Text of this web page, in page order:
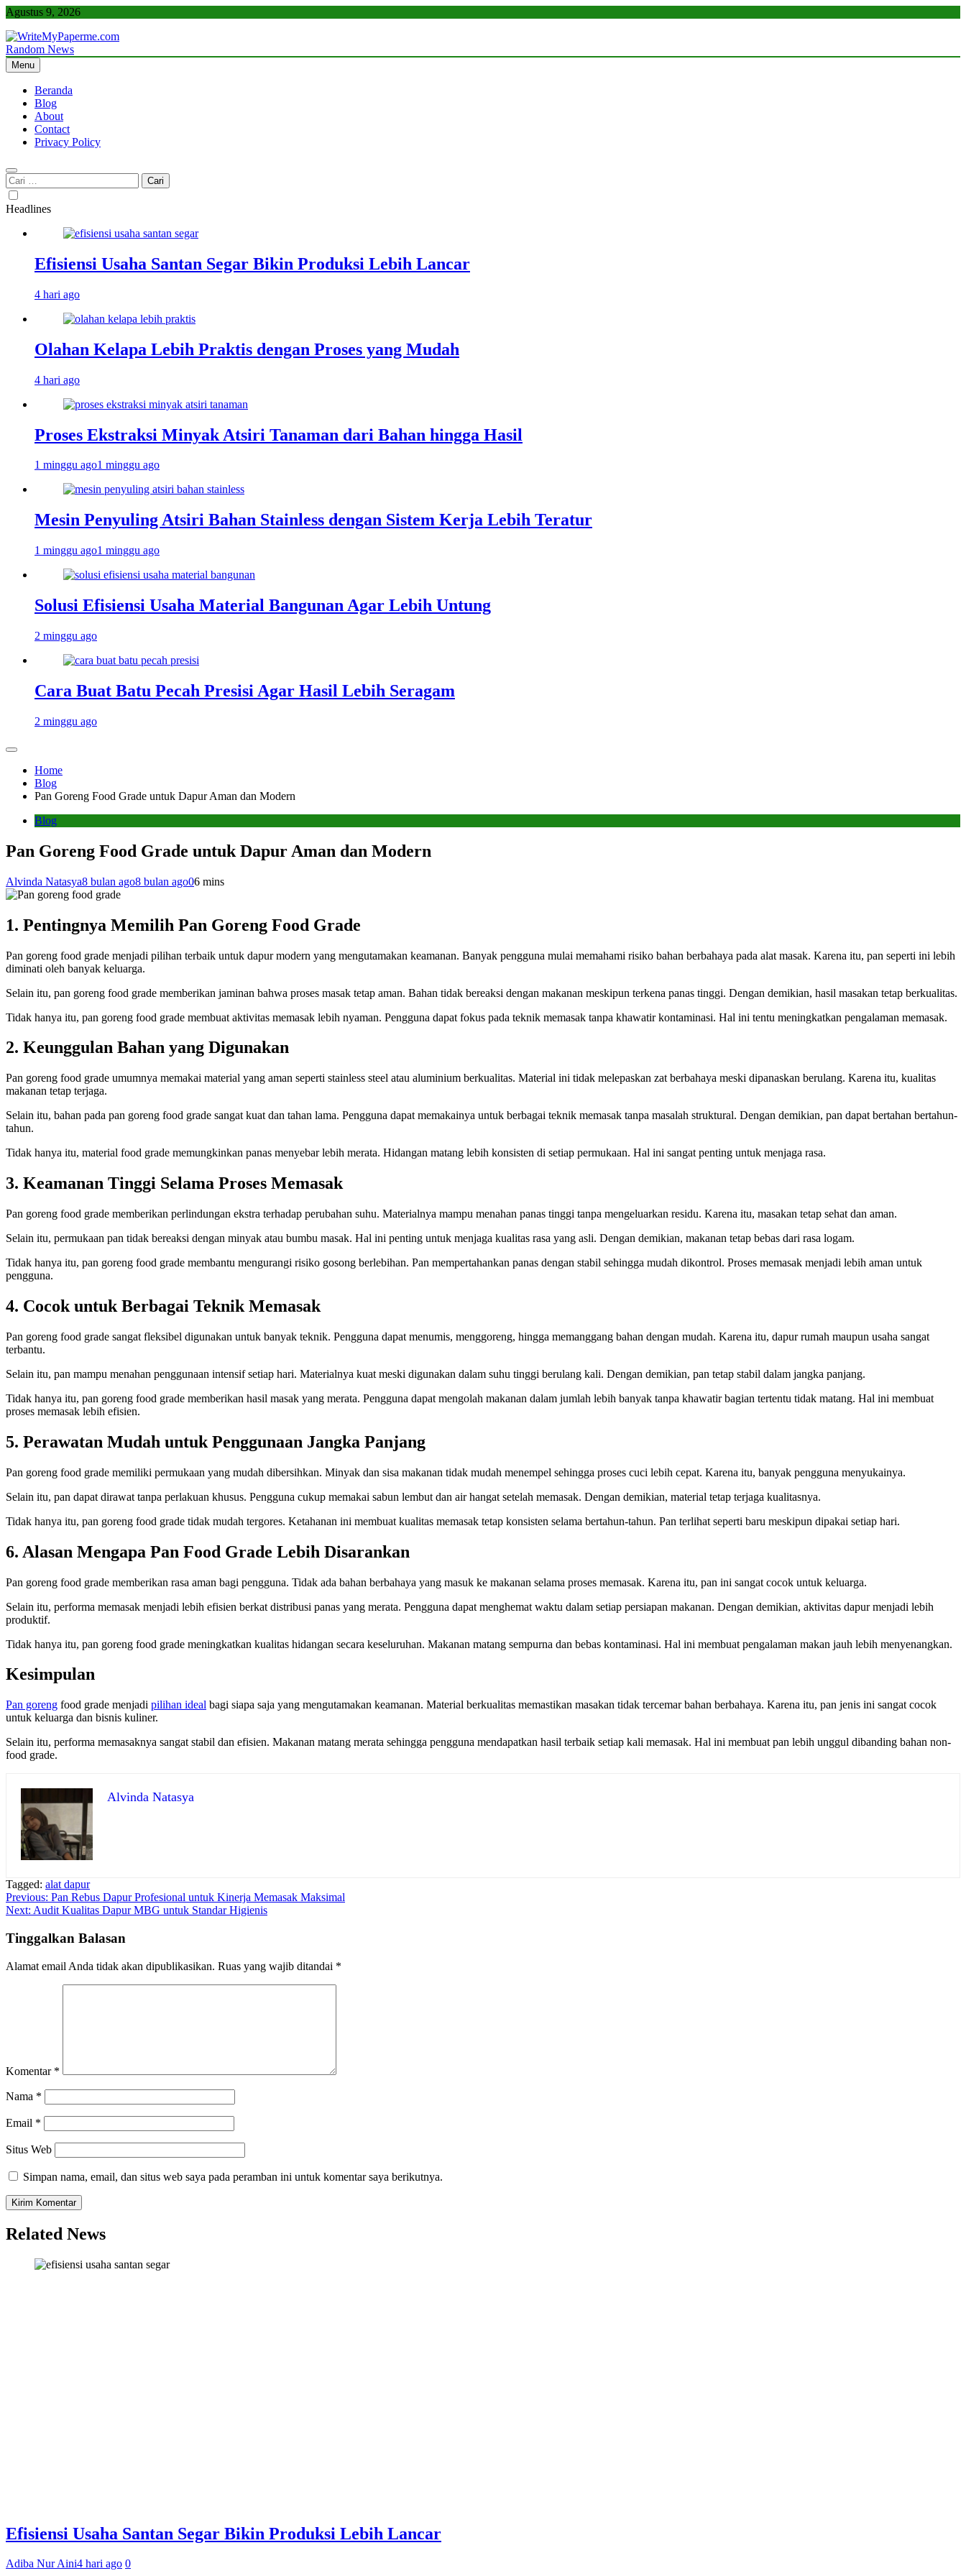
Skip
content
Agustus 9, 2026
WriteMyPaperme.com
Bisnis, Kuliner, Teknologi
Random News
Menu
Beranda
Blog
About
Contact
Privacy Policy
Cari
untuk:
Headlines
Efisiensi Usaha Santan Segar Bikin Produksi Lebih Lancar
4 hari ago
Olahan Kelapa Lebih Praktis dengan Proses yang Mudah
4 hari ago
Proses Ekstraksi Minyak Atsiri Tanaman dari Bahan hingga Hasil
1 minggu ago1 minggu ago
Mesin Penyuling Atsiri Bahan Stainless dengan Sistem Kerja Lebih Teratur
1 minggu ago1 minggu ago
Solusi Efisiensi Usaha Material Bangunan Agar Lebih Untung
2 minggu ago
Cara Buat Batu Pecah Presisi Agar Hasil Lebih Seragam
2 minggu ago
Home
Blog
Pan Goreng Food Grade untuk Dapur Aman dan Modern
Blog
Pan Goreng Food Grade untuk Dapur Aman dan Modern
Alvinda Natasya8 bulan ago8 bulan ago06 mins
1. Pentingnya Memilih Pan Goreng Food Grade
Pan goreng food grade menjadi pilihan terbaik untuk dapur modern yang mengutamakan keamanan. Banyak pengguna mulai memahami risiko bahan berbahaya pada alat masak. Karena itu, pan seperti ini lebih
diminati oleh banyak keluarga.
Selain itu, pan goreng food grade memberikan jaminan bahwa proses masak tetap aman. Bahan tidak bereaksi dengan makanan meskipun terkena panas tinggi. Dengan demikian, hasil masakan tetap berkualitas.
Tidak hanya itu, pan goreng food grade membuat aktivitas memasak lebih nyaman. Pengguna dapat fokus pada teknik memasak tanpa khawatir kontaminasi. Hal ini tentu meningkatkan pengalaman memasak.
2. Keunggulan Bahan yang Digunakan
Pan goreng food grade umumnya memakai material yang aman seperti stainless steel atau aluminium berkualitas. Material ini tidak melepaskan zat berbahaya meski dipanaskan berulang. Karena itu, kualitas
makanan tetap terjaga.
Selain itu, bahan pada pan goreng food grade sangat kuat dan tahan lama. Pengguna dapat memakainya untuk berbagai teknik memasak tanpa masalah struktural. Dengan demikian, pan dapat bertahan bertahun-
tahun.
Tidak hanya itu, material food grade memungkinkan panas menyebar lebih merata. Hidangan matang lebih konsisten di setiap permukaan. Hal ini sangat penting untuk menjaga rasa.
3. Keamanan Tinggi Selama Proses Memasak
Pan goreng food grade memberikan perlindungan ekstra terhadap perubahan suhu. Materialnya mampu menahan panas tinggi tanpa mengeluarkan residu. Karena itu, masakan tetap sehat dan aman.
Selain itu, permukaan pan tidak bereaksi dengan minyak atau bumbu masak. Hal ini penting untuk menjaga kualitas rasa yang asli. Dengan demikian, makanan tetap bebas dari rasa logam.
Tidak hanya itu, pan goreng food grade membantu mengurangi risiko gosong berlebihan. Pan mempertahankan panas dengan stabil sehingga mudah dikontrol. Proses memasak menjadi lebih aman untuk
pengguna.
4. Cocok untuk Berbagai Teknik Memasak
Pan goreng food grade sangat fleksibel digunakan untuk banyak teknik. Pengguna dapat menumis, menggoreng, hingga memanggang bahan dengan mudah. Karena itu, dapur rumah maupun usaha sangat
terbantu.
Selain itu, pan mampu menahan penggunaan intensif setiap hari. Materialnya kuat meski digunakan dalam suhu tinggi berulang kali. Dengan demikian, pan tetap stabil dalam jangka panjang.
Tidak hanya itu, pan goreng food grade memberikan hasil masak yang merata. Pengguna dapat mengolah makanan dalam jumlah lebih banyak tanpa khawatir bagian tertentu tidak matang. Hal ini membuat
proses memasak lebih efisien.
5. Perawatan Mudah untuk Penggunaan Jangka Panjang
Pan goreng food grade memiliki permukaan yang mudah dibersihkan. Minyak dan sisa makanan tidak mudah menempel sehingga proses cuci lebih cepat. Karena itu, banyak pengguna menyukainya.
Selain itu, pan dapat dirawat tanpa perlakuan khusus. Pengguna cukup memakai sabun lembut dan air hangat setelah memasak. Dengan demikian, material tetap terjaga kualitasnya.
Tidak hanya itu, pan goreng food grade tidak mudah tergores. Ketahanan ini membuat kualitas memasak tetap konsisten selama bertahun-tahun. Pan terlihat seperti baru meskipun dipakai setiap hari.
6. Alasan Mengapa Pan Food Grade Lebih Disarankan
Pan goreng food grade memberikan rasa aman bagi pengguna. Tidak ada bahan berbahaya yang masuk ke makanan selama proses memasak. Karena itu, pan ini sangat cocok untuk keluarga.
Selain itu, performa memasak menjadi lebih efisien berkat distribusi panas yang merata. Pengguna dapat menghemat waktu dalam setiap persiapan makanan. Dengan demikian, aktivitas dapur menjadi lebih
produktif.
Tidak hanya itu, pan goreng food grade meningkatkan kualitas hidangan secara keseluruhan. Makanan matang sempurna dan bebas kontaminasi. Hal ini membuat pengalaman makan jauh lebih menyenangkan.
Kesimpulan
Pan goreng food grade menjadi pilihan ideal bagi siapa saja yang mengutamakan keamanan. Material berkualitas memastikan masakan tidak tercemar bahan berbahaya. Karena itu, pan jenis ini sangat cocok
untuk keluarga dan bisnis kuliner.
Selain itu, performa memasaknya sangat stabil dan efisien. Makanan matang merata sehingga pengguna mendapatkan hasil terbaik setiap kali memasak. Hal ini membuat pan lebih unggul dibanding bahan non-
food grade.
Alvinda Natasya
Tagged: alat dapur
Navigasi
pos
Previous: Pan Rebus Dapur Profesional untuk Kinerja Memasak Maksimal
Next: Audit Kualitas Dapur MBG untuk Standar Higienis
Tinggalkan Balasan
Alamat email Anda tidak akan dipublikasikan. Ruas yang wajib ditandai *
Komentar *
Nama *
Email *
Situs Web
Simpan nama, email, dan situs web saya pada peramban ini untuk komentar saya berikutnya.
Related News
Efisiensi Usaha Santan Segar Bikin Produksi Lebih Lancar
Adiba Nur Aini4 hari ago 0